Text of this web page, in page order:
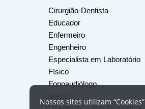
Cirurgião-Dentista
Educador
Enfermeiro
Engenheiro
Especialista em Laboratório
Físico
Fonoaudiólogo
Nossos sites utilizam “Cookies”